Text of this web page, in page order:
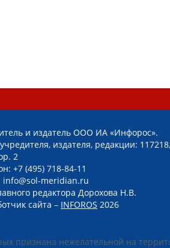
и издатель ООО ИА «Инфорос».
издателя, редакции:
2
+7 (495) 718-84-11
info@sol-meridian.ru
редактора Дорохова Н.В.
сайта – INFOROS 2026
признана нежелательной на